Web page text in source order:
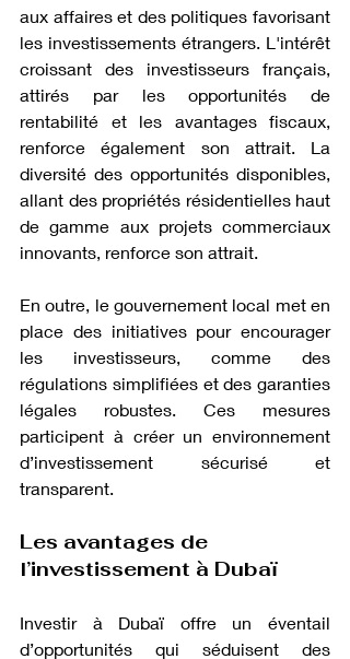
aux affaires et des politiques favorisant
les investissements étrangers. L'intérêt
croissant des investisseurs français,
attirés par les opportunités de
rentabilité et les avantages fiscaux,
renforce également son attrait. La
diversité des opportunités disponibles,
allant des propriétés résidentielles haut
de gamme aux projets commerciaux
innovants, renforce son attrait.
En outre, le gouvernement local met en
place des initiatives pour encourager
les investisseurs, comme des
régulations simplifiées et des garanties
légales robustes. Ces mesures
participent à créer un environnement
d’investissement sécurisé et
transparent.
Les avantages de
l’investissement à Dubaï
Investir à Dubaï offre un éventail
d’opportunités qui séduisent des